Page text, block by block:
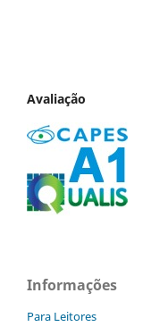
Avaliação
Informações
Para Leitores